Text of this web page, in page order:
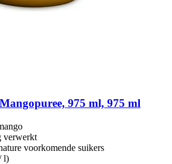
975 ml, 975 ml
verwerkt
voorkomende suikers
l)